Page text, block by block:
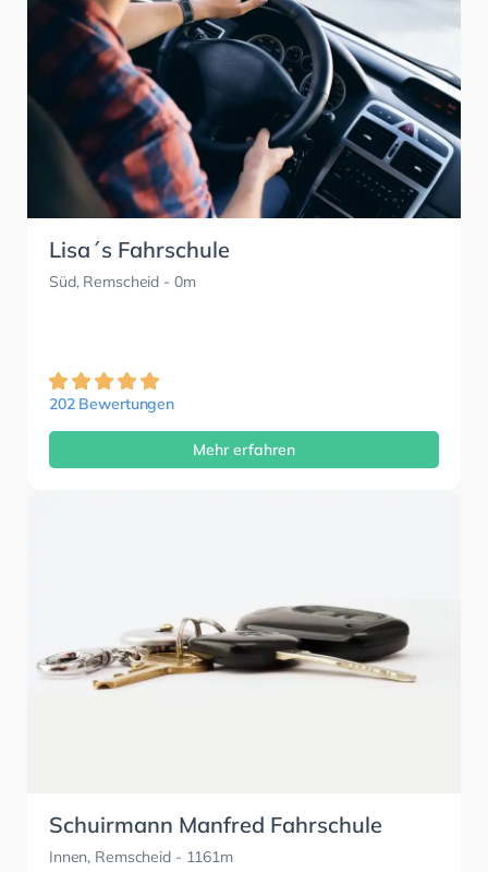
Lisa´s Fahrschule
Süd, Remscheid - 0m
202 Bewertungen
Mehr erfahren
Schuirmann Manfred Fahrschule
Innen, Remscheid- 1161m